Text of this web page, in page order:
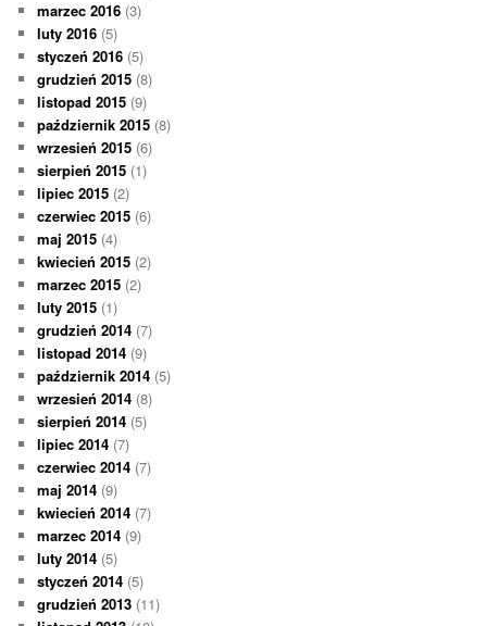
marzec 2016 (3)
luty 2016 (5)
styczeń 2016 (5)
grudzień 2015 (8)
listopad 2015 (9)
październik 2015 (8)
wrzesień 2015 (6)
sierpień 2015 (1)
lipiec 2015 (2)
czerwiec 2015 (6)
maj 2015 (4)
kwiecień 2015 (2)
marzec 2015 (2)
luty 2015 (1)
grudzień 2014 (7)
listopad 2014 (9)
październik 2014 (5)
wrzesień 2014 (8)
sierpień 2014 (5)
lipiec 2014 (7)
czerwiec 2014 (7)
maj 2014 (9)
kwiecień 2014 (7)
marzec 2014 (9)
luty 2014 (5)
styczeń 2014 (5)
grudzień 2013 (11)